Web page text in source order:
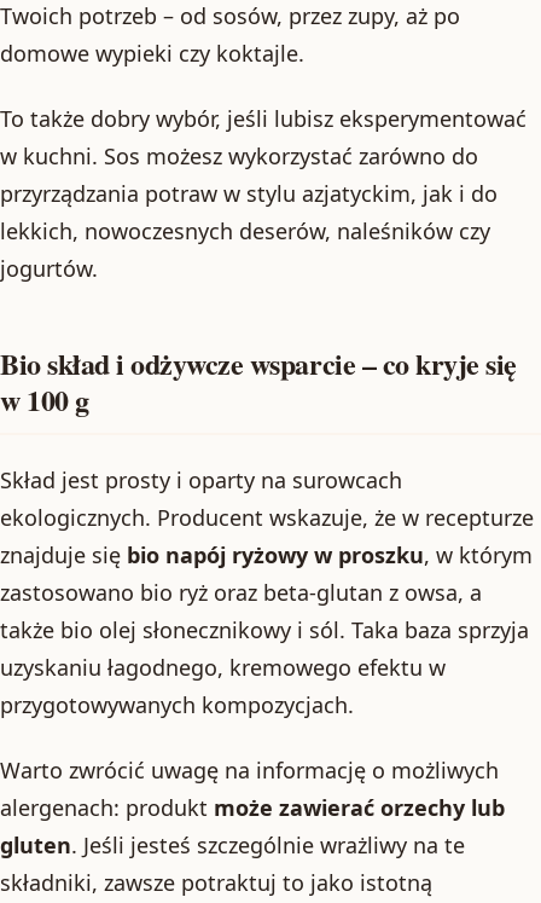
Twoich potrzeb – od sosów, przez zupy, aż po
domowe wypieki czy koktajle.
To także dobry wybór, jeśli lubisz eksperymentować
w kuchni. Sos możesz wykorzystać zarówno do
przyrządzania potraw w stylu azjatyckim, jak i do
lekkich, nowoczesnych deserów, naleśników czy
jogurtów.
Bio skład i odżywcze wsparcie – co kryje się
w 100 g
Skład jest prosty i oparty na surowcach
ekologicznych. Producent wskazuje, że w recepturze
znajduje się bio napój ryżowy w proszku, w którym
zastosowano bio ryż oraz beta-glutan z owsa, a
także bio olej słonecznikowy i sól. Taka baza sprzyja
uzyskaniu łagodnego, kremowego efektu w
przygotowywanych kompozycjach.
Warto zwrócić uwagę na informację o możliwych
alergenach: produkt może zawierać orzechy lub
gluten. Jeśli jesteś szczególnie wrażliwy na te
składniki, zawsze potraktuj to jako istotną